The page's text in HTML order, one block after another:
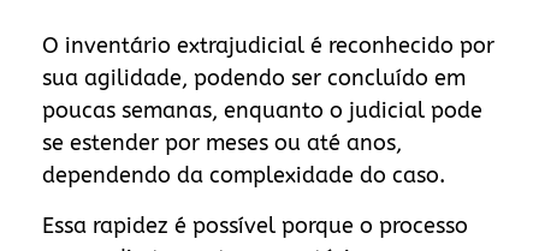
O inventário extrajudicial é reconhecido por
sua agilidade, podendo ser concluído em
poucas semanas, enquanto o judicial pode
se estender por meses ou até anos,
dependendo da complexidade do caso.
Essa rapidez é possível porque o processo